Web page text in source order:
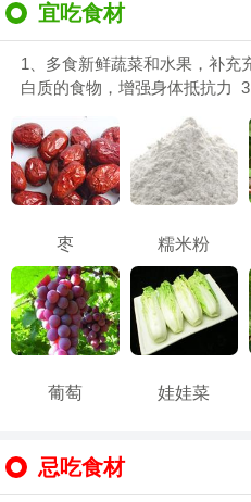
宜吃食材
1、多食新鲜蔬菜和水果，补
白质的食物，增强身体抵抗力
枣 糯米粉
葡萄 娃娃菜
忌吃食材